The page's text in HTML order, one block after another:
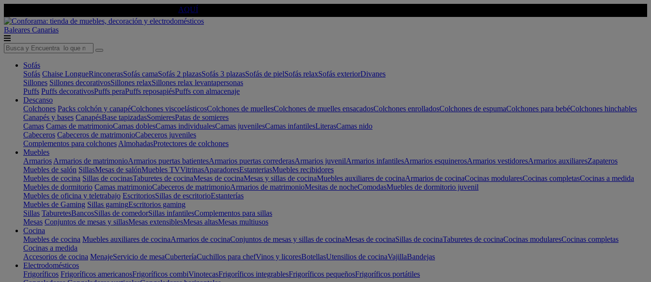
AQUÍ
Baleares Canarias
Sofás
Sofás Chaise LongueRinconerasSofás camaSofás 2 plazasSofás 3 plazasSofás de pielSofás relaxSofás exteriorDivanes
Sillones Sillones decorativosSillones relaxSillones relax levantapersonas
Puffs Puffs decorativosPuffs peraPuffs reposapiésPuffs con almacenaje
Descanso
Colchones Packs colchón y canapéColchones viscoelásticosColchones de muellesColchones de muelles ensacadosColchones enrolladosColchones de espumaColchones para bebéColchones hinchables
Canapés y bases CanapésBase tapizadasSomieresPatas de somieres
Camas Camas de matrimonioCamas doblesCamas individualesCamas juvenilesCamas infantilesLiterasCamas nido
Cabeceros Cabeceros de matrimonioCabeceros juveniles
Complementos para colchones AlmohadasProtectores de colchones
Muebles
Armarios Armarios de matrimonioArmarios puertas batientesArmarios puertas correderasArmarios juvenilArmarios infantilesArmarios esquinerosArmarios vestidoresArmarios auxiliaresZapateros
Muebles de salón SillasMesas de salónMuebles TVVitrinasAparadoresEstanteriasMuebles recibidores
Muebles de cocina Sillas de cocinasTaburetes de cocinaMesas de cocinaMesas y sillas de cocinaMuebles auxiliares de cocinaArmarios de cocinaCocinas modularesCocinas completasCocinas a medida
Muebles de dormitorio Camas matrimonioCabeceros de matrimonioArmarios de matrimonioMesitas de nocheComodasMuebles de dormitorio juvenil
Muebles de oficina y teletrabajo EscritoriosSillas de escritorioEstanterías
Muebles de Gaming Sillas gamingEscritorios gaming
Sillas TaburetesBancosSillas de comedorSillas infantilesComplementos para sillas
Mesas Conjuntos de mesas y sillasMesas extensiblesMesas altasMesas multiusos
Cocina
Muebles de cocina Muebles auxiliares de cocinaArmarios de cocinaConjuntos de mesas y sillas de cocinaMesas de cocinaSillas de cocinaTaburetes de cocinaCocinas modularesCocinas completas
Cocinas a medida
Accesorios de cocina MenajeServicio de mesaCuberteríaCuchillos para chefVinos y licoresBotellasUtensilios de cocinaVajillaBandejas
Electrodomésticos
Frigoríficos Frigoríficos americanosFrigoríficos combiVinotecasFrigoríficos integrablesFrigoríficos pequeñosFrigoríficos portátiles